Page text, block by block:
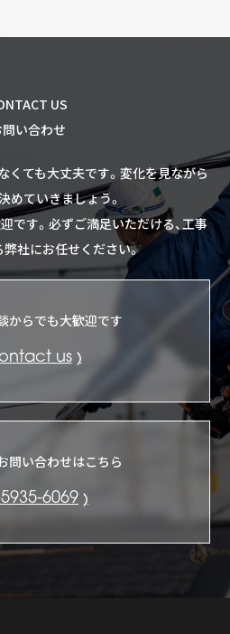
US
問い合わせ
くても大丈夫です。 変化を見ながら
めていきましょう。
です。 必ずご満足いただける、工事
社にお任せください。
からでも大歓迎です
us
問い合わせはこちら
6069